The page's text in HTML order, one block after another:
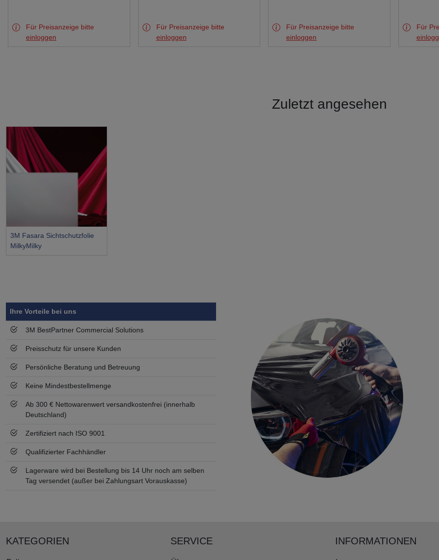
Für Preisanzeige bitte
einloggen
Für Preisanzeige bitte
einloggen
Für Preisanzeige bitte
einloggen
Für
Zuletzt angesehen
3M Fasara Sichtschutzfolie
MilkyMilky
Ihre Vorteile bei uns
3M BestPartner Commercial Solutions
Preisschutz für unsere Kunden
Persönliche Beratung und Betreuung
Keine Mindestbestellmenge
Ab 300 € Nettowarenwert versandkostenfrei (innerhalb
Deutschland)
Zertifiziert nach ISO 9001
Qualifizierter Fachhändler
Lagerware wird bei Bestellung bis 14 Uhr noch am selben
Tag versendet (außer bei Zahlungsart Vorauskasse)
KATEGORIEN SERVICE INFORMATIONEN